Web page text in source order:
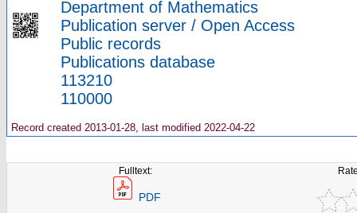
Department of Mathematics
Publication server / Open Access
Public records
Publications database
113210
110000
Record created 2013-01-28, last modified 2022-04-22
Fulltext:
PDF